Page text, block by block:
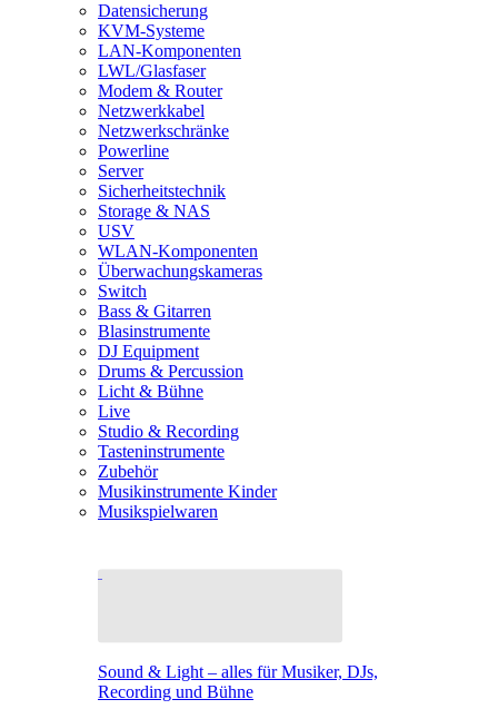
Datensicherung
KVM-Systeme
LAN-Komponenten
LWL/Glasfaser
Modem & Router
Netzwerkkabel
Netzwerkschränke
Powerline
Server
Sicherheitstechnik
Storage & NAS
USV
WLAN-Komponenten
Überwachungskameras
Switch
Bass & Gitarren
Blasinstrumente
DJ Equipment
Drums & Percussion
Licht & Bühne
Live
Studio & Recording
Tasteninstrumente
Zubehör
Musikinstrumente Kinder
Musikspielwaren
Sound & Light – alles für Musiker, DJs,
Recording und Bühne